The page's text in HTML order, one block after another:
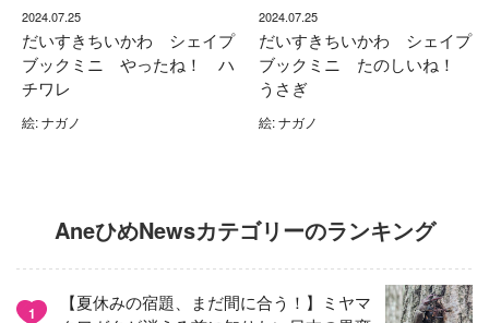
2024.07.25
だいすきちいかわ シェイプ
ブックミニ やったね！ ハ
チワレ
絵: ナガノ
2024.07.25
だいすきちいかわ シェイプ
ブックミニ たのしいね！
うさぎ
絵: ナガノ
AneひめNewsカテゴリーのランキング
1
【夏休みの宿題、まだ間に合う！】ミヤマ